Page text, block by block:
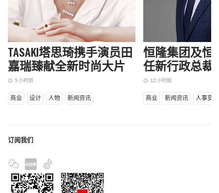
TASAKI塔思琦携手演员田
嘉瑞臻献全新时尚大片
access_time 5 小时前
商业 设计 人物 新闻资讯
恒隆集团及恒
任新行政总裁
access_time 12 小时前
商业 新闻资讯 人事变动
订阅我们